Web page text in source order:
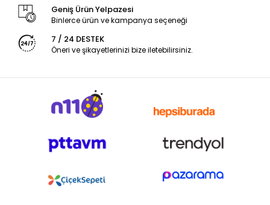
Geniş Ürün Yelpazesi
Binlerce ürün ve kampanya seçeneği
7 / 24 DESTEK
Öneri ve şikayetlerinizi bize iletebilirsiniz.